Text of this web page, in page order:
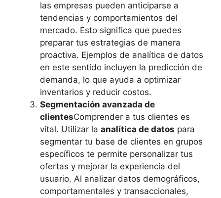
las empresas pueden anticiparse a
tendencias y comportamientos del
mercado. Esto significa que puedes
preparar tus estrategias de manera
proactiva. Ejemplos de analítica de datos
en este sentido incluyen la predicción de
demanda, lo que ayuda a optimizar
inventarios y reducir costos.
Segmentación avanzada de
clientesComprender a tus clientes es
vital. Utilizar la analítica de datos para
segmentar tu base de clientes en grupos
específicos te permite personalizar tus
ofertas y mejorar la experiencia del
usuario. Al analizar datos demográficos,
comportamentales y transaccionales,